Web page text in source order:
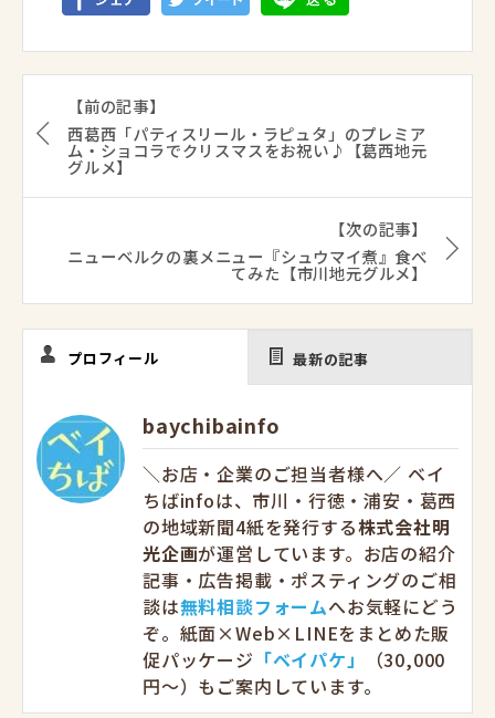
【前の記事】
西葛西「パティスリール・ラピュタ」のプレミア
ム・ショコラでクリスマスをお祝い♪【葛西地元
グルメ】
【次の記事】
ニューベルクの裏メニュー『シュウマイ煮』食べ
てみた【市川地元グルメ】
プロフィール 最新の記事
baychibainfo
＼お店・企業のご担当者様へ／ ベイ
ちばinfoは、市川・行徳・浦安・葛西
の地域新聞4紙を発行する株式会社明
光企画が運営しています。お店の紹介
記事・広告掲載・ポスティングのご相
談は無料相談フォームへお気軽にどう
ぞ。紙面×Web×LINEをまとめた販
促パッケージ 「ベイパケ」
（30,000
円〜）もご案内しています。